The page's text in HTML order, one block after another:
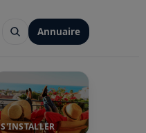
Annuaire
S'INSTALLER